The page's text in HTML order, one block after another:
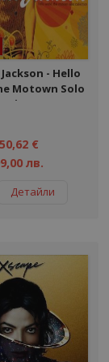
‎- Hello
Motown Solo
- 3CD
50,62 €
лв.
Детайли